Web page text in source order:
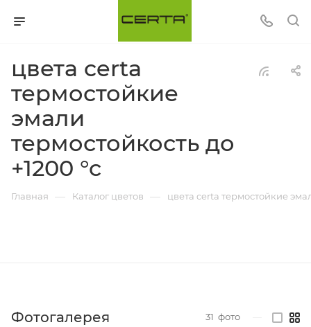
цвета certa
термостойкие
эмали
термостойкость до
+1200 °c
Главная — Каталог цветов — цвета certa термостойкие
Фотогалерея 31 фото